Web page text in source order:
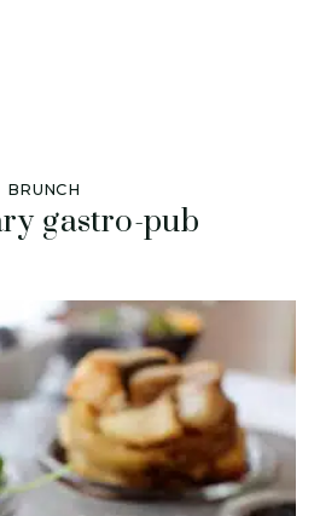
BRUNCH
gastro-pub